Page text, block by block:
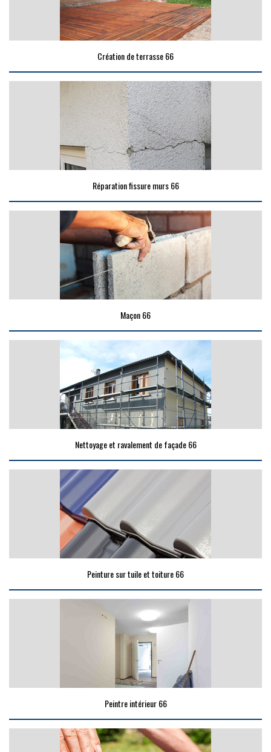
Création de terrasse 66
Réparation fissure murs 66
Maçon 66
Nettoyage et ravalement de façade 66
Peinture sur tuile et toiture 66
Peintre intérieur 66